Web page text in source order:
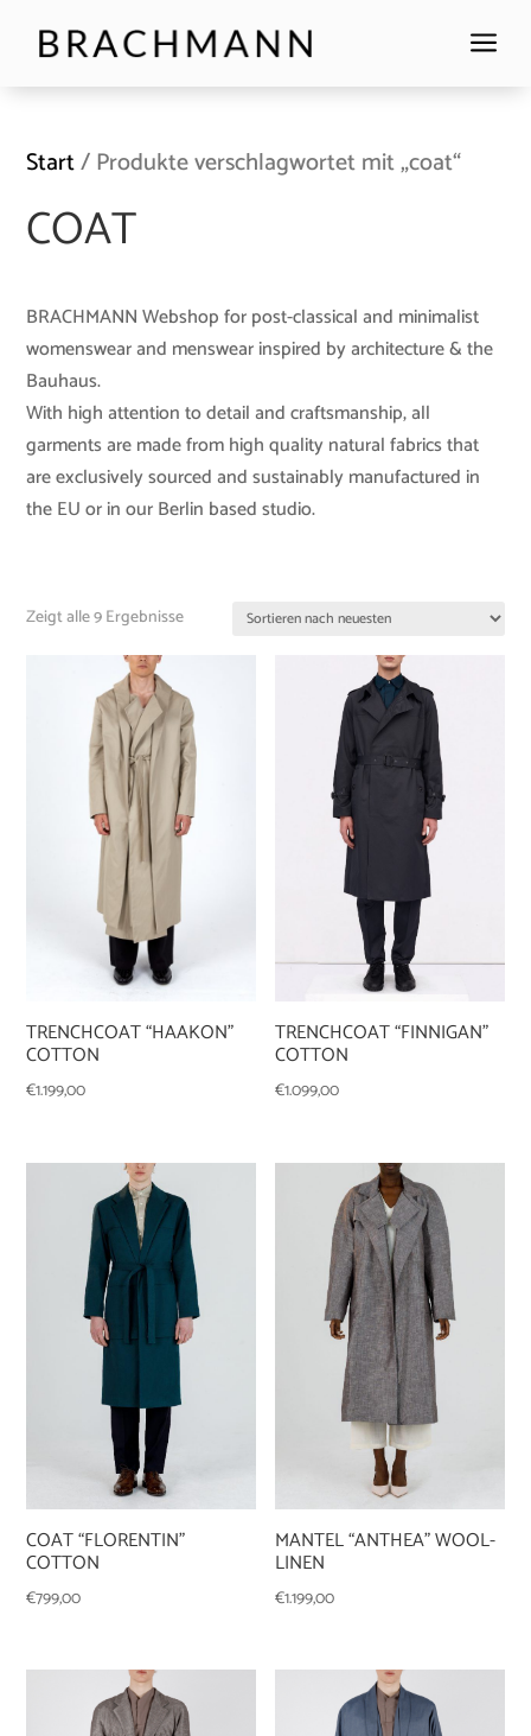
a
Start/ Produkte verschlagwortet mit „coat“
COAT
BRACHMANN Webshop for post-classical and minimalist
womenswear and menswear inspired by architecture & the
Bauhaus.
With high attention to detail and craftsmanship, all
garments are made from high quality natural fabrics that
are exclusively sourced and sustainably manufactured in
the EU or in our Berlin based studio.
Zeigt alle 9 Ergebnisse
TRENCHCOAT “HAAKON”
COTTON
€1.199,00
TRENCHCOAT “FINNIGAN”
COTTON
€1.099,00
COAT “FLORENTIN”
COTTON
€799,00
MANTEL “ANTHEA” WOOL-
LINEN
€1.199,00